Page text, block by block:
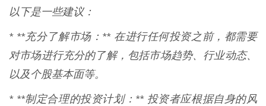
以下是一些建议：
* **充分了解市场：** 在进行任何投资之前，都需要
对市场进行充分的了解，包括市场趋势、行业动态、
以及个股基本面等。
* **制定合理的投资计划：** 投资者应根据自身的风